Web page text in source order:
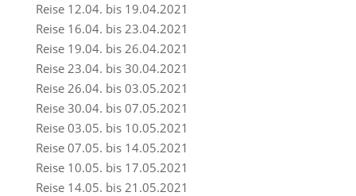
Reise 12.04. bis 19.04.2021
Reise 16.04. bis 23.04.2021
Reise 19.04. bis 26.04.2021
Reise 23.04. bis 30.04.2021
Reise 26.04. bis 03.05.2021
Reise 30.04. bis 07.05.2021
Reise 03.05. bis 10.05.2021
Reise 07.05. bis 14.05.2021
Reise 10.05. bis 17.05.2021
Reise 14.05. bis 21.05.2021